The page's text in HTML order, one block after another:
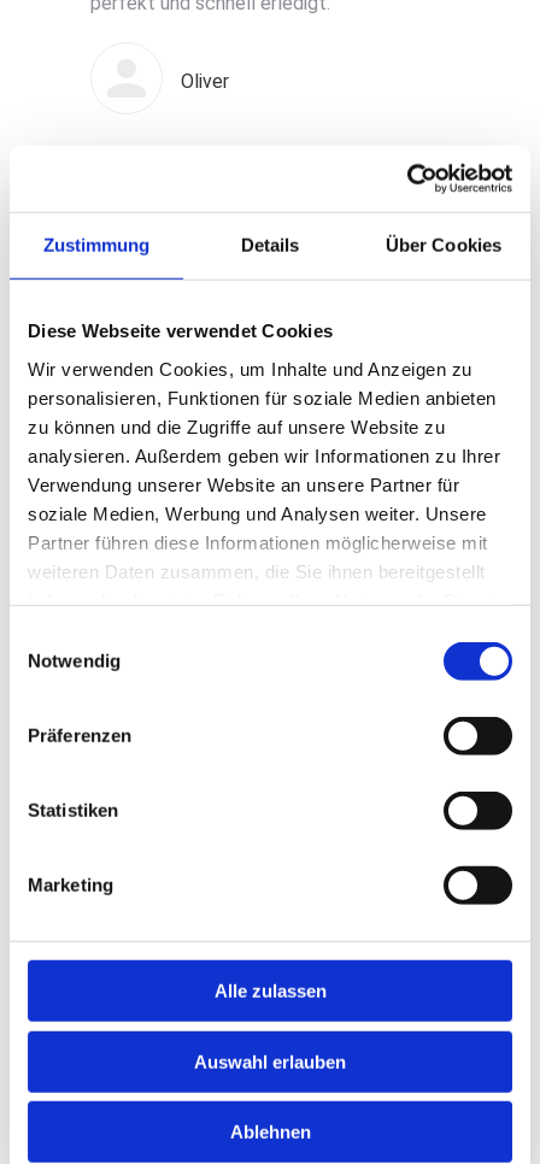
Zustimmung Details Über Cookies
Diese Webseite verwendet Cookies
Wir verwenden Cookies, um Inhalte und Anzeigen zu
personalisieren, Funktionen für soziale Medien anbieten
zu können und die Zugriffe auf unsere Website zu
analysieren. Außerdem geben wir Informationen zu Ihrer
Verwendung unserer Website an unsere Partner für
soziale Medien, Werbung und Analysen weiter. Unsere
Partner führen diese Informationen möglicherweise mit
weiteren Daten zusammen, die Sie ihnen bereitgestellt
Notwendig
Präferenzen
Statistiken
Marketing
Alle zulassen
Auswahl erlauben
Ablehnen
Oliver
Wir mussten unseren Umzug innerhalb 1
Woche wuppen
Herr Grab und sein
schnell, einfach top
Großes
Dankeschön
Dodo L.
Ein wirklich 1a Unternehmen, kann ich nur
wieder gerne.
Express umgezogen, immer pünktlich und
Unbedingt weiter zu empfehlen!
Thomas Hüttenhain